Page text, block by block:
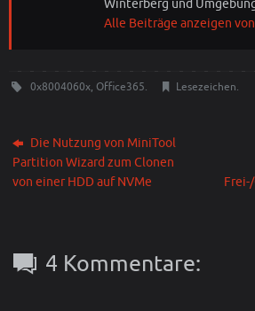
Winterberg und
Alle Beiträge anzeigen
0x8004060x, Office365. Lesezeichen.
Die Nutzung von MiniTool
Partition Wizard zum Clonen
von einer HDD auf NVMe
4 Kommentare: